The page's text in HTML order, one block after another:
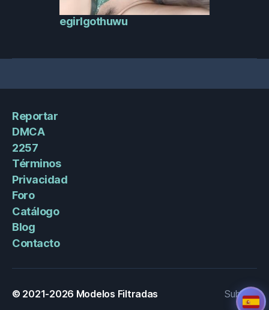
egirlgothuwu
Reportar
DMCA
2257
Términos
Privacidad
Foro
Catálogo
Blog
Contacto
© 2021-2026 Modelos Filtradas Subir↑